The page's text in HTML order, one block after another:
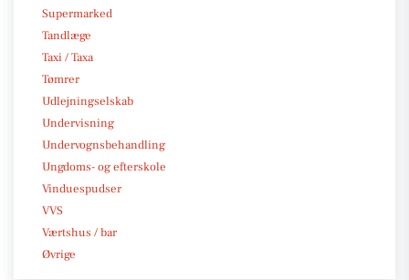
Supermarked
Tandlæge
Taxi / Taxa
Tømrer
Udlejningselskab
Undervisning
Undervognsbehandling
Ungdoms- og efterskole
Vinduespudser
VVS
Værtshus / bar
Øvrige